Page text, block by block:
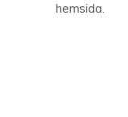
hemsida.